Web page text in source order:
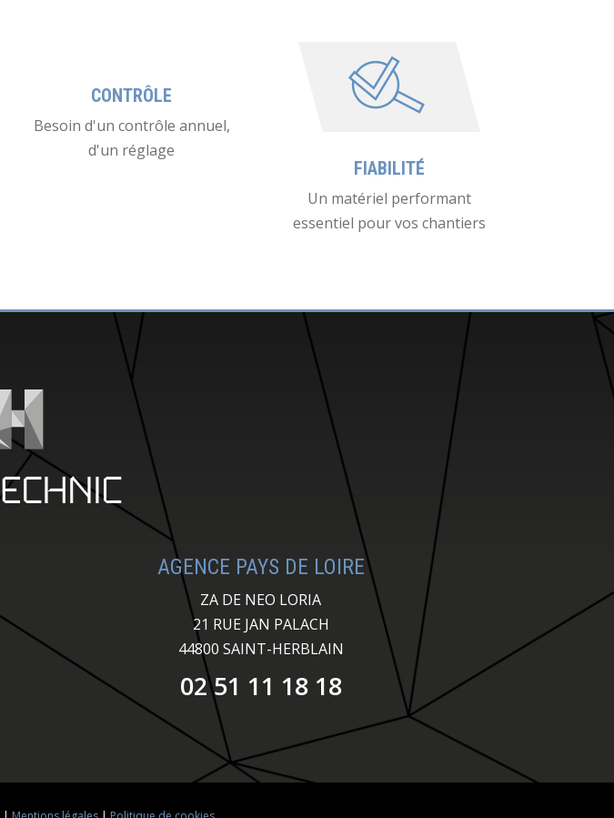
CONTRÔLE
Besoin d'un contrôle annuel,
d'un réglage
FIABILITÉ
Un matériel performant
essentiel pour vos chantiers
AGENCE PAYS DE LOIRE
ZA DE NEO LORIA
21 RUE JAN PALACH
44800 SAINT-HERBLAIN
02 51 11 18 18